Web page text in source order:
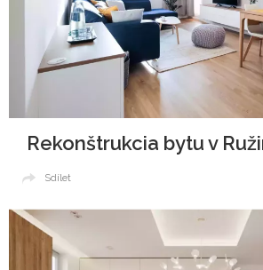
Rekonštrukcia bytu v
Sdílet